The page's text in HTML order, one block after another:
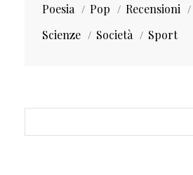
Poesia
Pop Recensioni
Scienze
Società Sport